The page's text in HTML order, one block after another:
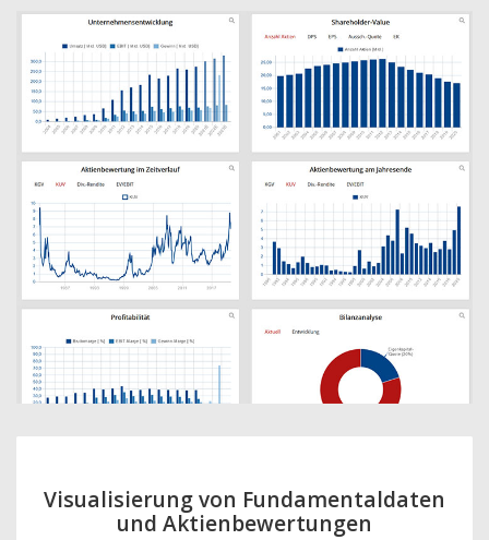
Visualisierung von Fundamentaldaten
und Aktienbewertungen